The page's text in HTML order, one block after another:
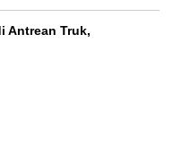
Antrean Truk,